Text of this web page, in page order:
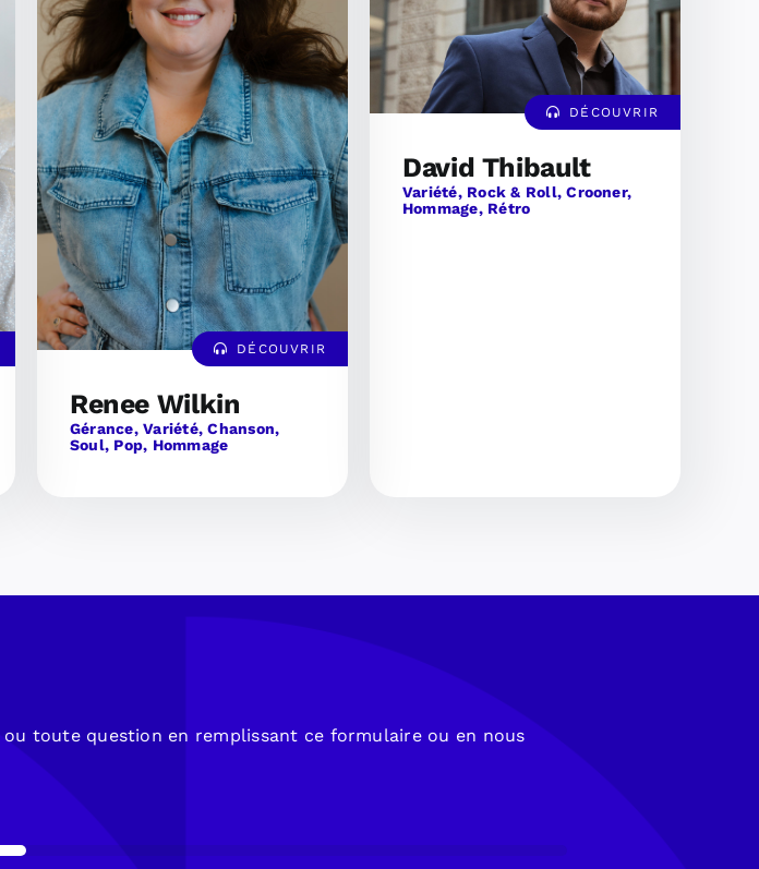
DÉCOUVRIR
Renee Wilkin
Gérance, Variété, Chanson,
Soul, Pop, Hommage
DÉCOUVRIR
David Thibault
Variété, Rock & Roll, Crooner,
Hommage, Rétro
toute question en remplissant ce formulaire ou en nous